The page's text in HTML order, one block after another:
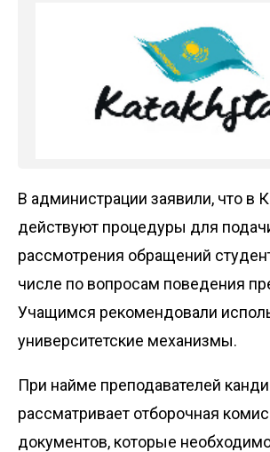
В администрации заявили, что в
действуют процедуры для
рассмотрения обращений
числе по вопросам поведения
Учащимся рекомендовали
университетские механизмы.
При найме преподавателей
рассматривает отборочная
документов, которые